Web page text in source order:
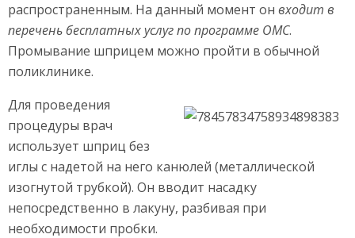
распространенным. На данный момент он входит в
перечень бесплатных услуг по программе ОМС.
Промывание шприцем можно пройти в обычной
поликлинике.
Для проведения
процедуры врач
использует шприц без
иглы с надетой на него канюлей (металлической
изогнутой трубкой). Он вводит насадку
непосредственно в лакуну, разбивая при
необходимости пробки.